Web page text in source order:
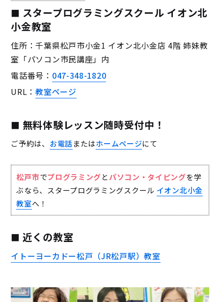
スタープログラミングスクール イオン北
小金教室
住所：千葉県松戸市小金1 イオン北小金店 4階 姉妹教
室「パソコン市民講座」内
電話番号： 047-348-1820
URL：教室ページ
無料体験レッスン随時受付中！
ご予約は、 お電話またはホームページにて
松戸市でプログラミングとパソコン・タイピングを学
ぶなら、スタープログラミングスクール イオン北小金
教室へ！
近くの教室
イトーヨーカドー松戸（JR松戸駅）教室